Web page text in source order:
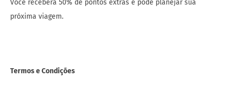
Você receberá 50% de pontos extras e pode planejar sua
próxima viagem.
Termos e Condições